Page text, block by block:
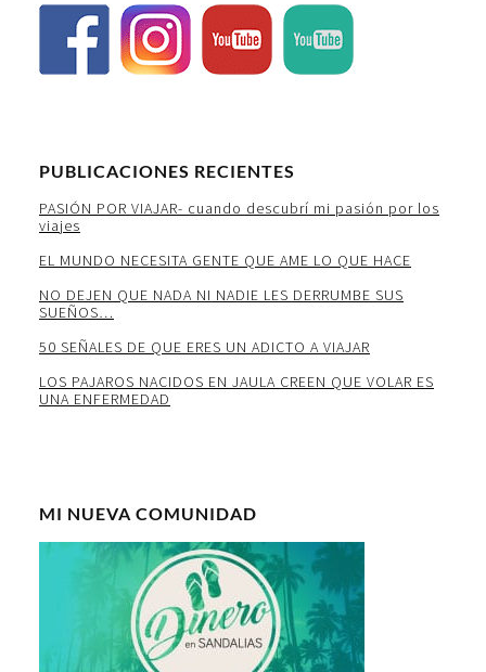
PUBLICACIONES RECIENTES
PASIÓN POR VIAJAR- cuando descubrí mi pasión por los
viajes
EL MUNDO NECESITA GENTE QUE AME LO QUE HACE
NO DEJEN QUE NADA NI NADIE LES DERRUMBE SUS
SUEÑOS…
50 SEÑALES DE QUE ERES UN ADICTO A VIAJAR
LOS PAJAROS NACIDOS EN JAULA CREEN QUE VOLAR ES
UNA ENFERMEDAD
MI NUEVA COMUNIDAD